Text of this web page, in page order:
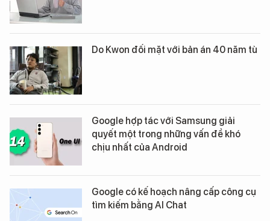
Do Kwon đối mặt với bản án 40 năm tù
Google hợp tác với Samsung giải
quyết một trong những vấn đề khó
chịu nhất của Android
Google có kế hoạch nâng cấp công cụ
tìm kiếm bằng AI Chat